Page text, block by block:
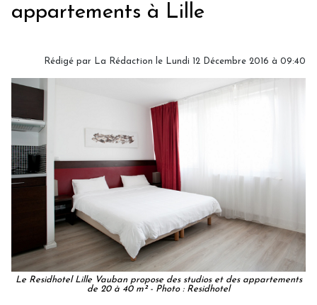
appartements à Lille
Rédigé par La Rédaction le Lundi 12 Décembre 2016 à 09:40
Le Residhotel Lille Vauban propose des studios et des appartements
de 20 à 40 m² - Photo : Residhotel